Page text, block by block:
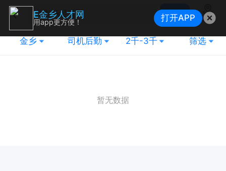
搜索
地图
金乡 司机后勤 2千-3千 筛选
暂无数据
E金乡人才网
用app更方便！ 打开APP